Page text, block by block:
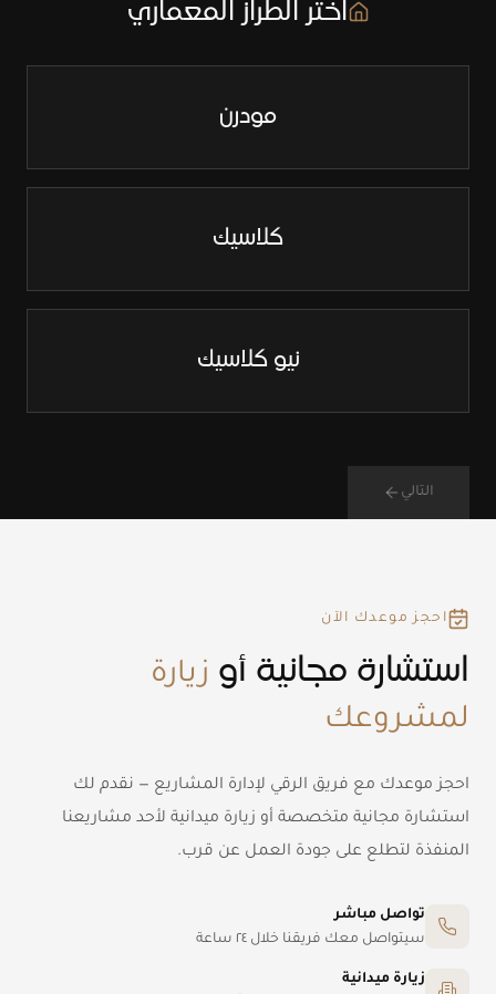
اختر الطراز المعماري
مودرن
كلاسيك
نيو كلاسيك
التالي
احجز موعدك الآن
استشارة مجانية أو زيارة
لمشروعك
احجز موعدك مع فريق الرقي لإدارة المشاريع — نقدم لك
استشارة مجانية متخصصة أو زيارة ميدانية لأحد مشاريعنا
المنفذة لتطلع على جودة العمل عن قرب.
تواصل مباشر
سيتواصل معك فريقنا خلال ٢٤ ساعة
زيارة ميدانية